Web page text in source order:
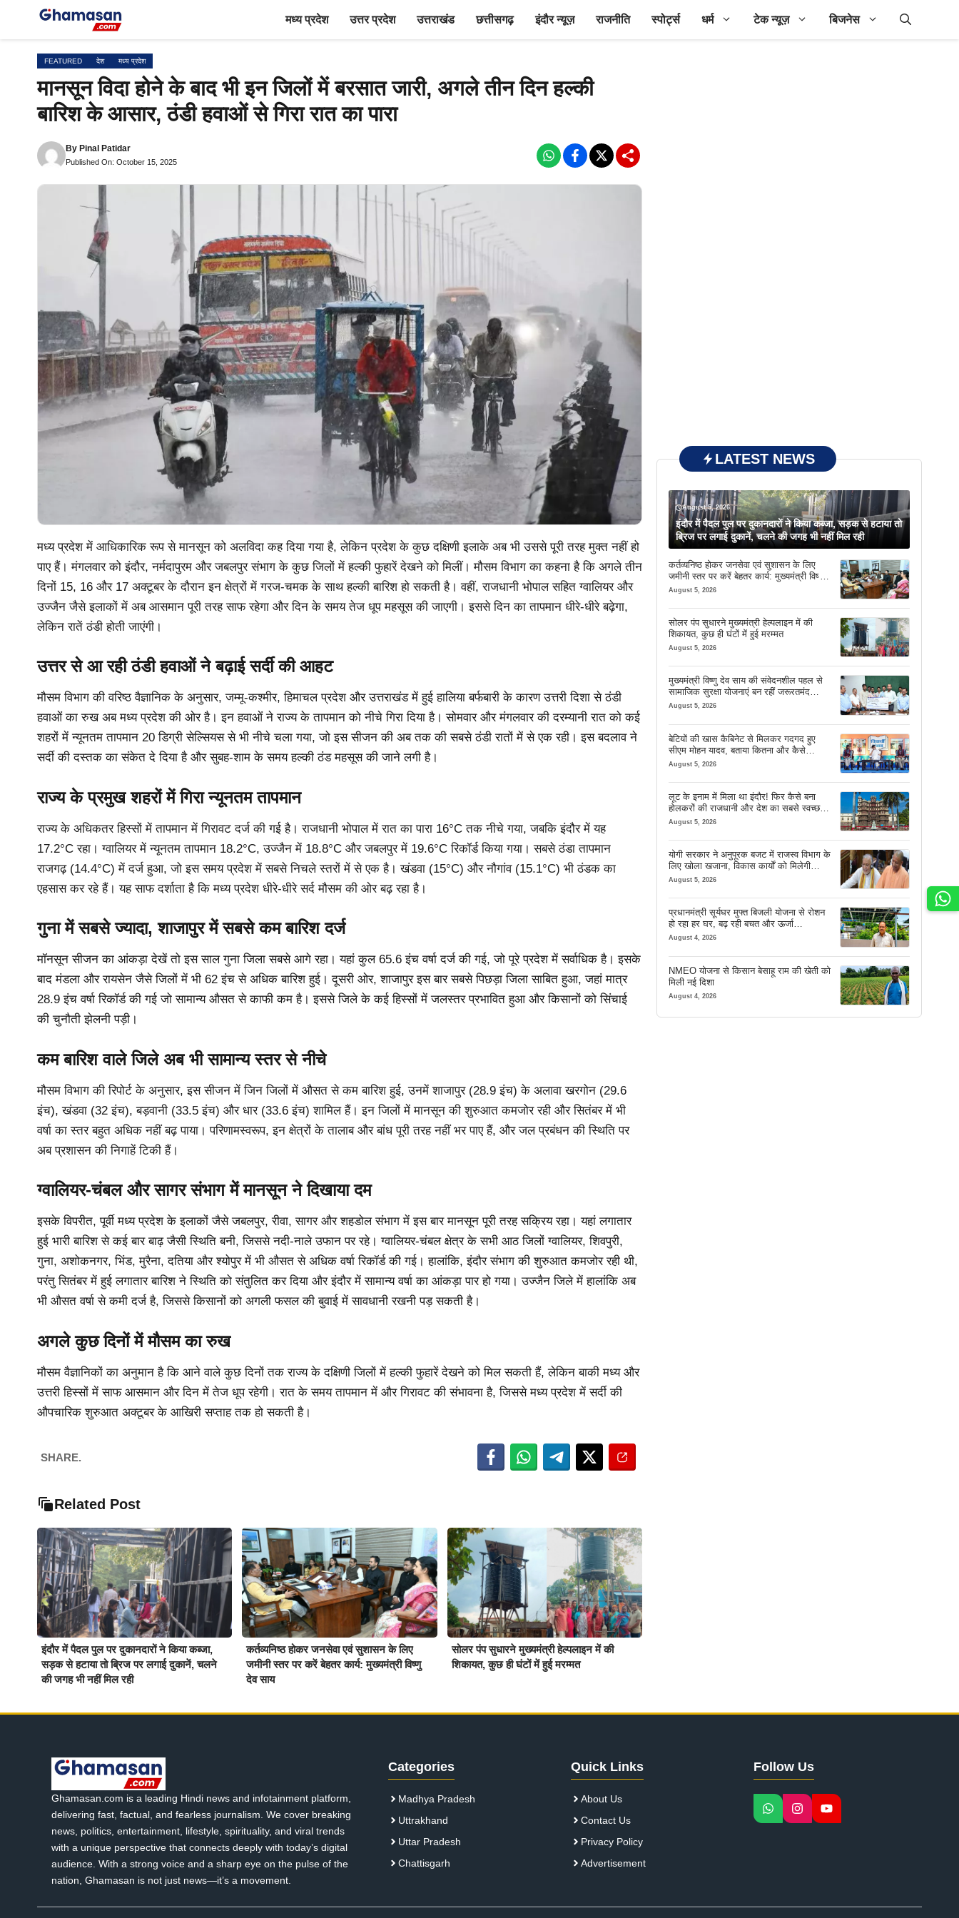
मध्य प्रदेश उत्तर प्रदेश उत्तराखंड छत्तीसगढ़ इंदौर न्यूज़ राजनीति स्पोर्ट्स धर्म टेक न्यूज़ बिजनेस
FEATURED देश मध्य प्रदेश
मानसून विदा होने के बाद भी इन जिलों में बरसात जारी, अगले तीन दिन हल्की
बारिश के आसार, ठंडी हवाओं से गिरा रात का पारा
By Pinal Patidar
Published On: October 15, 2025
मध्य प्रदेश में आधिकारिक रूप से मानसून को अलविदा कह दिया गया है, लेकिन प्रदेश के कुछ दक्षिणी इलाके अब भी उससे पूरी तरह मुक्त नहीं हो
पाए हैं। मंगलवार को इंदौर, नर्मदापुरम और जबलपुर संभाग के कुछ जिलों में हल्की फुहारें देखने को मिलीं। मौसम विभाग का कहना है कि अगले तीन
दिनों 15, 16 और 17 अक्टूबर के दौरान इन क्षेत्रों में गरज-चमक के साथ हल्की बारिश हो सकती है। वहीं, राजधानी भोपाल सहित ग्वालियर और
उज्जैन जैसे इलाकों में अब आसमान पूरी तरह साफ रहेगा और दिन के समय तेज धूप महसूस की जाएगी। इससे दिन का तापमान धीरे-धीरे बढ़ेगा,
लेकिन रातें ठंडी होती जाएंगी।
उत्तर से आ रही ठंडी हवाओं ने बढ़ाई सर्दी की आहट
मौसम विभाग की वरिष्ठ वैज्ञानिक के अनुसार, जम्मू-कश्मीर, हिमाचल प्रदेश और उत्तराखंड में हुई हालिया बर्फबारी के कारण उत्तरी दिशा से ठंडी
हवाओं का रुख अब मध्य प्रदेश की ओर है। इन हवाओं ने राज्य के तापमान को नीचे गिरा दिया है। सोमवार और मंगलवार की दरम्यानी रात को कई
शहरों में न्यूनतम तापमान 20 डिग्री सेल्सियस से भी नीचे चला गया, जो इस सीजन की अब तक की सबसे ठंडी रातों में से एक रही। इस बदलाव ने
सर्दी की दस्तक का संकेत दे दिया है और सुबह-शाम के समय हल्की ठंड महसूस की जाने लगी है।
राज्य के प्रमुख शहरों में गिरा न्यूनतम तापमान
राज्य के अधिकतर हिस्सों में तापमान में गिरावट दर्ज की गई है। राजधानी भोपाल में रात का पारा 16°C तक नीचे गया, जबकि इंदौर में यह
17.2°C रहा। ग्वालियर में न्यूनतम तापमान 18.2°C, उज्जैन में 18.8°C और जबलपुर में 19.6°C रिकॉर्ड किया गया। सबसे ठंडा तापमान
राजगढ़ (14.4°C) में दर्ज हुआ, जो इस समय प्रदेश में सबसे निचले स्तरों में से एक है। खंडवा (15°C) और नौगांव (15.1°C) भी ठंडक का
एहसास कर रहे हैं। यह साफ दर्शाता है कि मध्य प्रदेश धीरे-धीरे सर्द मौसम की ओर बढ़ रहा है।
गुना में सबसे ज्यादा, शाजापुर में सबसे कम बारिश दर्ज
मॉनसून सीजन का आंकड़ा देखें तो इस साल गुना जिला सबसे आगे रहा। यहां कुल 65.6 इंच वर्षा दर्ज की गई, जो पूरे प्रदेश में सर्वाधिक है। इसके
बाद मंडला और रायसेन जैसे जिलों में भी 62 इंच से अधिक बारिश हुई। दूसरी ओर, शाजापुर इस बार सबसे पिछड़ा जिला साबित हुआ, जहां मात्र
28.9 इंच वर्षा रिकॉर्ड की गई जो सामान्य औसत से काफी कम है। इससे जिले के कई हिस्सों में जलस्तर प्रभावित हुआ और किसानों को सिंचाई
की चुनौती झेलनी पड़ी।
कम बारिश वाले जिले अब भी सामान्य स्तर से नीचे
मौसम विभाग की रिपोर्ट के अनुसार, इस सीजन में जिन जिलों में औसत से कम बारिश हुई, उनमें शाजापुर (28.9 इंच) के अलावा खरगोन (29.6
इंच), खंडवा (32 इंच), बड़वानी (33.5 इंच) और धार (33.6 इंच) शामिल हैं। इन जिलों में मानसून की शुरुआत कमजोर रही और सितंबर में भी
वर्षा का स्तर बहुत अधिक नहीं बढ़ पाया। परिणामस्वरूप, इन क्षेत्रों के तालाब और बांध पूरी तरह नहीं भर पाए हैं, और जल प्रबंधन की स्थिति पर
अब प्रशासन की निगाहें टिकी हैं।
ग्वालियर-चंबल और सागर संभाग में मानसून ने दिखाया दम
इसके विपरीत, पूर्वी मध्य प्रदेश के इलाकों जैसे जबलपुर, रीवा, सागर और शहडोल संभाग में इस बार मानसून पूरी तरह सक्रिय रहा। यहां लगातार
हुई भारी बारिश से कई बार बाढ़ जैसी स्थिति बनी, जिससे नदी-नाले उफान पर रहे। ग्वालियर-चंबल क्षेत्र के सभी आठ जिलों ग्वालियर, शिवपुरी,
गुना, अशोकनगर, भिंड, मुरैना, दतिया और श्योपुर में भी औसत से अधिक वर्षा रिकॉर्ड की गई। हालांकि, इंदौर संभाग की शुरुआत कमजोर रही थी,
परंतु सितंबर में हुई लगातार बारिश ने स्थिति को संतुलित कर दिया और इंदौर में सामान्य वर्षा का आंकड़ा पार हो गया। उज्जैन जिले में हालांकि अब
भी औसत वर्षा से कमी दर्ज है, जिससे किसानों को अगली फसल की बुवाई में सावधानी रखनी पड़ सकती है।
अगले कुछ दिनों में मौसम का रुख
मौसम वैज्ञानिकों का अनुमान है कि आने वाले कुछ दिनों तक राज्य के दक्षिणी जिलों में हल्की फुहारें देखने को मिल सकती हैं, लेकिन बाकी मध्य और
उत्तरी हिस्सों में साफ आसमान और दिन में तेज धूप रहेगी। रात के समय तापमान में और गिरावट की संभावना है, जिससे मध्य प्रदेश में सर्दी की
औपचारिक शुरुआत अक्टूबर के आखिरी सप्ताह तक हो सकती है।
SHARE.
Related Post
इंदौर में पैदल पुल पर दुकानदारों ने किया कब्जा,
सड़क से हटाया तो ब्रिज पर लगाई दुकानें, चलने
की जगह भी नहीं मिल रही
कर्तव्यनिष्ठ होकर जनसेवा एवं सुशासन के लिए
जमीनी स्तर पर करें बेहतर कार्य: मुख्यमंत्री विष्णु
देव साय
सोलर पंप सुधारने मुख्यमंत्री हेल्पलाइन में की
शिकायत, कुछ ही घंटों में हुई मरम्मत
LATEST NEWS
August 5, 2026
इंदौर में पैदल पुल पर दुकानदारों ने किया कब्जा, सड़क से हटाया तो
ब्रिज पर लगाई दुकानें, चलने की जगह भी नहीं मिल रही
कर्तव्यनिष्ठ होकर जनसेवा एवं सुशासन के लिए
जमीनी स्तर पर करें बेहतर कार्य: मुख्यमंत्री विष्णु
देव साय
August 5, 2026
सोलर पंप सुधारने मुख्यमंत्री हेल्पलाइन में की
शिकायत, कुछ ही घंटों में हुई मरम्मत
August 5, 2026
मुख्यमंत्री विष्णु देव साय की संवेदनशील पहल से
सामाजिक सुरक्षा योजनाएं बन रहीं जरूरतमंद
परिवारों का मजबूत सहारा
August 5, 2026
बेटियों की खास कैबिनेट से मिलकर गदगद हुए
सीएम मोहन यादव, बताया कितना और कैसे
इस्तेमाल करें AI
August 5, 2026
लूट के इनाम में मिला था इंदौर! फिर कैसे बना
होलकरों की राजधानी और देश का सबसे स्वच्छ
शहर? जानें पूरी कहानी
August 5, 2026
योगी सरकार ने अनुपूरक बजट में राजस्व विभाग के
लिए खोला खजाना, विकास कार्यों को मिलेगी
रफ्तार
August 5, 2026
प्रधानमंत्री सूर्यघर मुफ्त बिजली योजना से रोशन
हो रहा हर घर, बढ़ रही बचत और ऊर्जा
आत्मनिर्भरता
August 4, 2026
NMEO योजना से किसान बेसाहू राम की खेती को
मिली नई दिशा
August 4, 2026
Ghamasan.com is a leading Hindi news and infotainment platform,
delivering fast, factual, and fearless journalism. We cover breaking
news, politics, entertainment, lifestyle, spirituality, and viral trends
with a unique perspective that connects deeply with today’s digital
audience. With a strong voice and a sharp eye on the pulse of the
nation, Ghamasan is not just news—it’s a movement.
Categories
Madhya Pradesh
Uttrakhand
Uttar Pradesh
Chattisgarh
Quick Links
About Us
Contact Us
Privacy Policy
Advertisement
Follow Us